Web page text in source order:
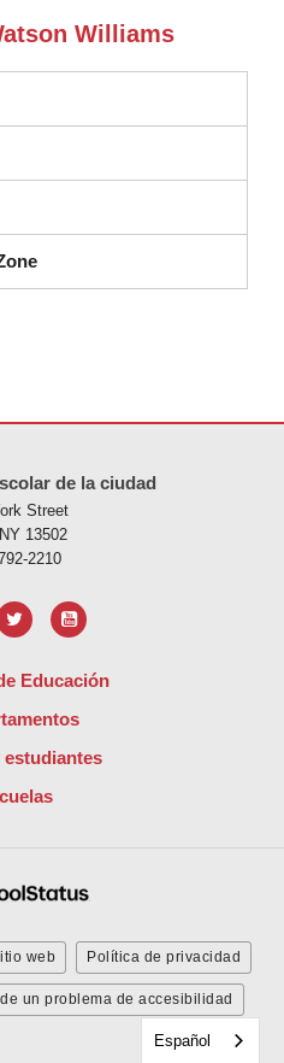
Williams
de la ciudad
Street
13502
2210
Educación
estudiantes
web Política de privacidad
de un problema de accesibilidad
Español